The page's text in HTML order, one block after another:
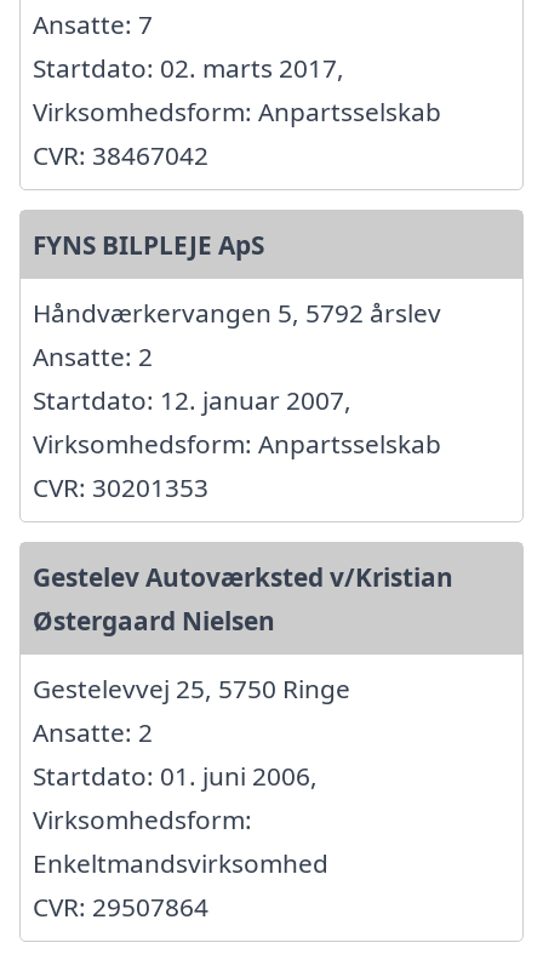
Ansatte: 7
Startdato: 02. marts 2017,
Virksomhedsform: Anpartsselskab
CVR: 38467042
FYNS BILPLEJE ApS
Håndværkervangen 5, 5792 årslev
Ansatte: 2
Startdato: 12. januar 2007,
Virksomhedsform: Anpartsselskab
CVR: 30201353
Gestelev Autoværksted v/Kristian
Østergaard Nielsen
Gestelevvej 25, 5750 Ringe
Ansatte: 2
Startdato: 01. juni 2006,
Virksomhedsform:
Enkeltmandsvirksomhed
CVR: 29507864